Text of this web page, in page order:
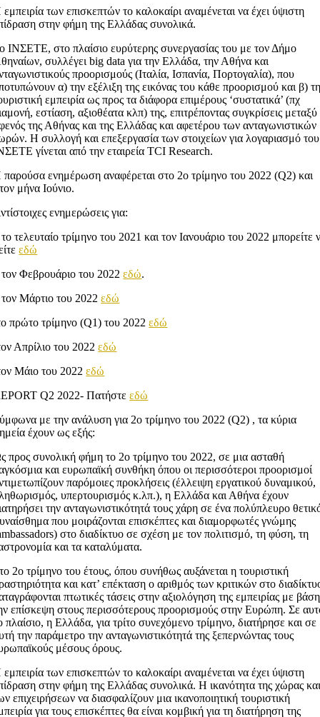
των επισκεπτών το καλοκαίρι αναμένεται να έχει ύψιστη
στην φήμη της Ελλάδας συνολικά.
ΙΝΣΕΤΕ, στο πλαίσιο ευρύτερης συνεργασίας του με τον Δήμο
συλλέγει big data για την Ελλάδα, την Αθήνα και
προορισμούς (Ιταλία, Ισπανία, Πορτογαλία), που
α) την εξέλιξη της εικόνας του κάθε προορισμού και β)
εμπειρία ως προς τα διάφορα επιμέρους ‘συστατικά’ (πχ
εστίαση, αξιοθέατα κλπ) της, επιτρέποντας συγκρίσεις μεταξύ
της Αθήνας και της Ελλάδας και αφετέρου των ανταγωνιστικών
Η συλλογή και επεξεργασία των στοιχείων για λογαριασμό του
γίνεται από την εταιρεία TCI Research.
παρούσα ενημέρωση αναφέρεται στο 2ο τρίμηνο του 2022 (Q2) και
μήνα Ιούνιο.
ενημερώσεις για:
τελευταίο τρίμηνο του 2021 και τον Ιανουάριο του 2022 μπορείτε
εδώ
Φεβρουάριο του 2022εδώ.
Μάρτιο του 2022εδώ
πρώτο τρίμηνο (Q1) του 2022εδώ
Απρίλιο του 2022εδώ
Μάιο του 2022εδώ
Q2 2022- Πατήστεεδώ
με την ανάλυση για 2o τρίμηνο του 2022 (Q2) , τα κύρια
έχουν ως εξής:
προς συνολική φήμη το 2ο τρίμηνο του 2022, σε μια ασταθή
και ευρωπαϊκή συνθήκη όπου οι περισσότεροι προορισμοί
παρόμοιες προκλήσεις (έλλειψη εργατικού δυναμικού,
υπερτουρισμός κ.λπ.), η Ελλάδα και Αθήνα έχουν
την ανταγωνιστικότητά τους χάρη σε ένα πολύπλευρο
που μοιράζονται επισκέπτες και διαμορφωτές γνώμης
στο διαδίκτυο σε σχέση με τον πολιτισμό, τη φύση, τη
και τα καταλύματα.
2ο τρίμηνο του έτους, όπου συνήθως αυξάνεται η τουριστική
και κατ’ επέκταση ο αριθμός των κριτικών στο
πτωτικές τάσεις στην αξιολόγηση της εμπειρίας με βάση
επίσκεψη στους περισσότερους προορισμούς στην Ευρώπη. Σε
πλαίσιο, η Ελλάδα, για τρίτο συνεχόμενο τρίμηνο, διατήρησε και σε
την παράμετρο την ανταγωνιστικότητά της ξεπερνώντας τους
μέσους όρους.
των επισκεπτών το καλοκαίρι αναμένεται να έχει ύψιστη
στην φήμη της Ελλάδας συνολικά. Η ικανότητα της χώρας
επιχειρήσεων να διασφαλίζουν μια ικανοποιητική τουριστική
για τους επισκέπτες θα είναι κομβική για τη διατήρηση της